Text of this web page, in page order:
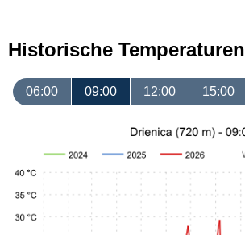
Historische Temperaturen
06:00 09:00 12:00 15:00